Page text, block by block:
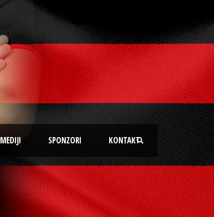
MEDIJI SPONZORI KONTAKT